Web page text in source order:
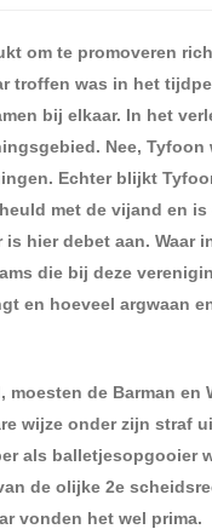
om te promoveren
troffen was in het
bij elkaar. In het
Nee, Tyfoon
Echter blijkt
met de vijand en
hier debet aan. Waar
die bij deze
en hoeveel argwaan
de Barman en
wijze onder zijn straf
als balletjesopgooier
de olijke 2e
vonden het wel prima.